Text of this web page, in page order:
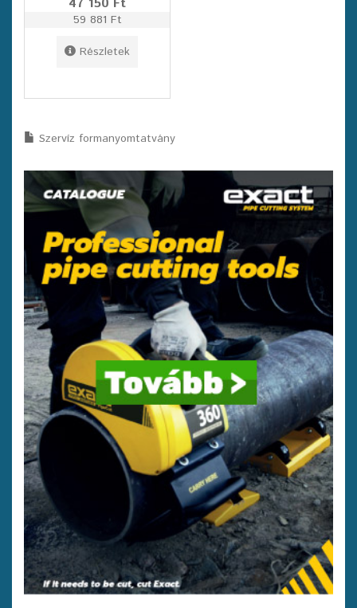
47 150 Ft
59 881 Ft
Részletek
Szervíz formanyomtatvány